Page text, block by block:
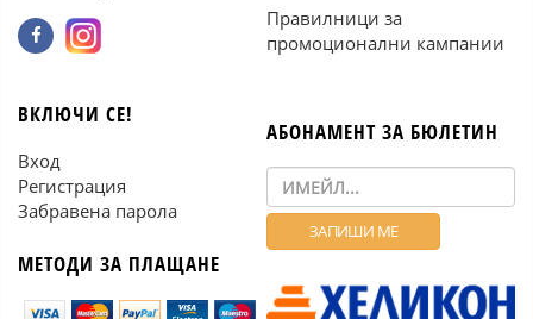
Правилници за
промоционални кампании
ВКЛЮЧИ СЕ!
Вход
Регистрация
Забравена парола
МЕТОДИ ЗА ПЛАЩАНЕ
АБОНАМЕНТ ЗА БЮЛЕТИН